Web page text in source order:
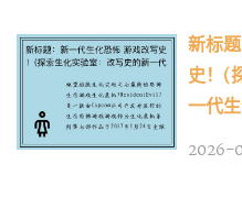
新标
史！(
一代
2026-